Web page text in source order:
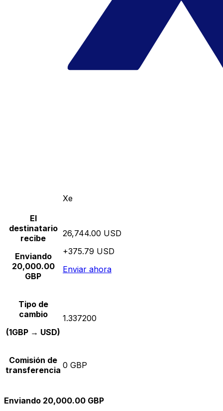
Xe
El
destinatario
recibe
Enviando
20,000.00
GBP
26,744.00 USD
+375.79 USD
Enviar ahora
Tipo de
cambio
(1GBP → USD)
1.337200
Comisión de
transferencia 0 GBP
Enviando 20,000.00 GBP